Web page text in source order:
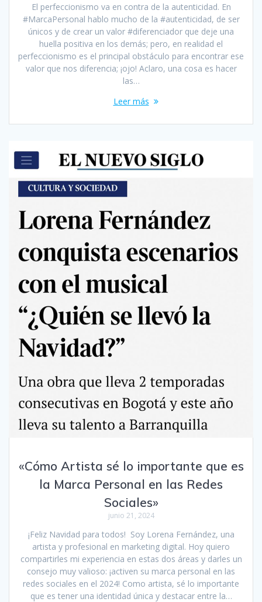
El perfeccionismo va en contra de la autenticidad. En
#MarcaPersonal hablo mucho de la #autenticidad, de ser
únicos y de crear un valor #diferenciador que deje una
huella positiva en los demás; pero, en realidad el
perfeccionismo es el principal obstáculo para encontrar ese
valor que nos diferencia; ¡ojo! Aclaro, una cosa es hacer
las…
Leer más
«Cómo Artista sé lo importante que es
la Marca Personal en las Redes
Sociales»
junio 21, 2024
¡Feliz Navidad para todos! Soy Lorena Fernández, una
artista y profesional en marketing digital. Hoy quiero
compartirles mi experiencia en estas dos áreas y darles un
consejo muy valioso: ¡activen su marca personal en las
redes sociales en el 2024! Como artista, sé lo importante
que es tener una identidad única y destacar entre la…